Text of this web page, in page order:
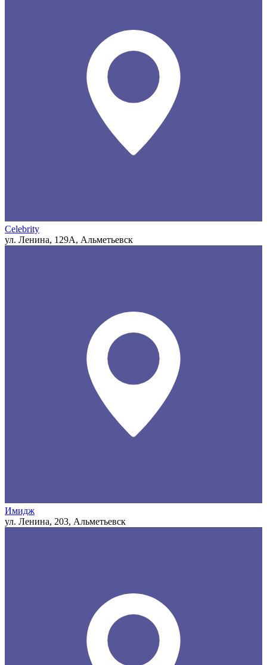
Celebrity
ул. Ленина, 129А, Альметьевск
Имидж
ул. Ленина, 203, Альметьевск